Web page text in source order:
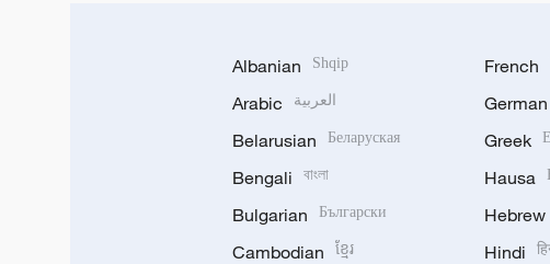
Albanian Shqip
Arabic العربية
Belarusian Беларуская
Bengali বাংলা
Bulgarian Български
Cambodian ខ្មែរ
French
German
Greek
Hausa
Hebrew
Hindi